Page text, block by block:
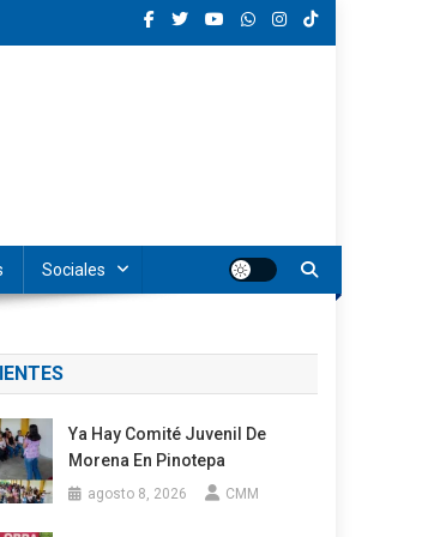
Sociales
Ya Hay Comité Juvenil De
Morena En Pinotepa
agosto 8, 2026 CMM